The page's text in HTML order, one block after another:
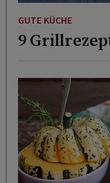
GUTE KÜCHE
9